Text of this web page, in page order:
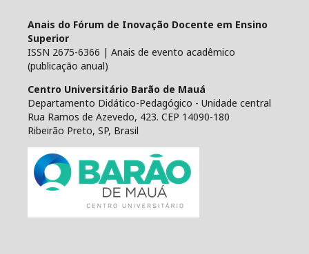
Anais do Fórum de Inovação Docente em Ensino
Superior
ISSN 2675-6366 | Anais de evento acadêmico
(publicação anual)
Centro Universitário Barão de Mauá
Departamento Didático-Pedagógico - Unidade central
Rua Ramos de Azevedo, 423. CEP 14090-180
Ribeirão Preto, SP, Brasil